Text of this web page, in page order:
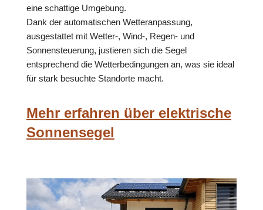
eine schattige Umgebung.
Dank der automatischen Wetteranpassung,
ausgestattet mit Wetter-, Wind-, Regen- und
Sonnensteuerung, justieren sich die Segel
entsprechend die Wetterbedingungen an, was sie ideal
für stark besuchte Standorte macht.
Mehr erfahren über elektrische
Sonnensegel